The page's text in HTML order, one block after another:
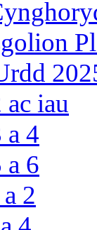
iau
4
6
2